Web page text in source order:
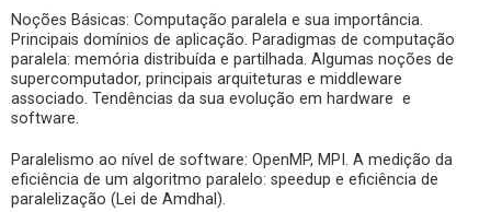
Noções Básicas: Computação paralela e sua importância.
Principais domínios de aplicação. Paradigmas de computação
paralela: memória distribuída e partilhada. Algumas noções de
supercomputador, principais arquiteturas e middleware
associado. Tendências da sua evolução em hardware e
software.
Paralelismo ao nível de software: OpenMP, MPI. A medição da
eficiência de um algoritmo paralelo: speedup e eficiência de
paralelização (Lei de Amdhal).